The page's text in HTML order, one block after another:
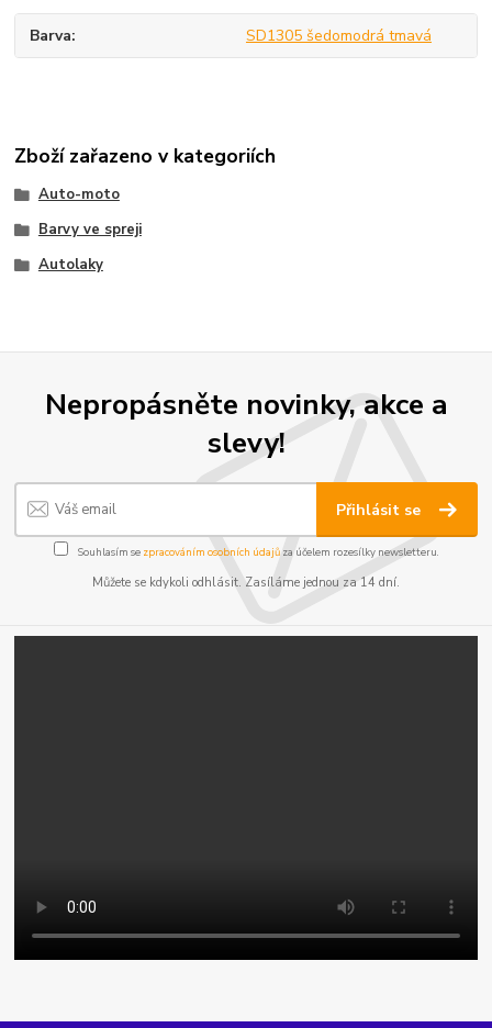
Barva SD1305 šedomodrá tmavá
Zboží zařazeno v kategoriích
Auto-moto
Barvy ve spreji
Autolaky
Nepropásněte novinky, akce a
slevy!
Přihlásit se
Souhlasím se zpracováním osobních údajůza účelem rozesílky newsletteru.
Můžete se kdykoli odhlásit. Zasíláme jednou za 14 dní.